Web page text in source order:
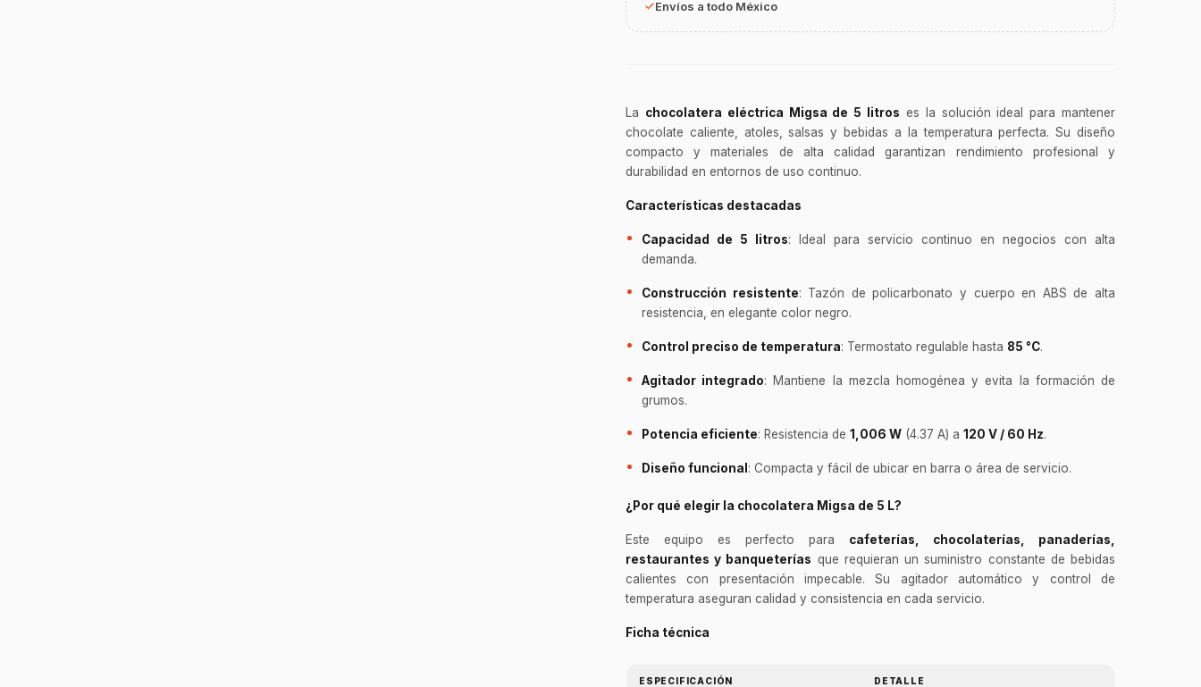
Envíos a todo México
La chocolatera eléctrica Migsa de 5 litros es la solución ideal para mantener
chocolate caliente, atoles, salsas y bebidas a la temperatura perfecta. Su diseño
compacto y materiales de alta calidad garantizan rendimiento profesional y
durabilidad en entornos de uso continuo.
Características destacadas
Capacidad de 5 litros: Ideal para servicio continuo en negocios con alta
demanda.
Construcción resistente: Tazón de policarbonato y cuerpo en ABS de alta
resistencia, en elegante color negro.
Control preciso de temperatura: Termostato regulable hasta 85 °C.
Agitador integrado: Mantiene la mezcla homogénea y evita la formación de
grumos.
Potencia eficiente: Resistencia de 1,006 W (4.37 A) a 120 V / 60 Hz.
Diseño funcional : Compacta y fácil de ubicar en barra o área de servicio.
¿Por qué elegir la chocolatera Migsa de 5 L?
Este equipo es perfecto para cafeterías, chocolaterías, panaderías,
restaurantes y banqueterías que requieran un suministro constante de bebidas
calientes con presentación impecable. Su agitador automático y control de
temperatura aseguran calidad y consistencia en cada servicio.
Ficha técnica
ESPECIFICACIÓN DETALLE